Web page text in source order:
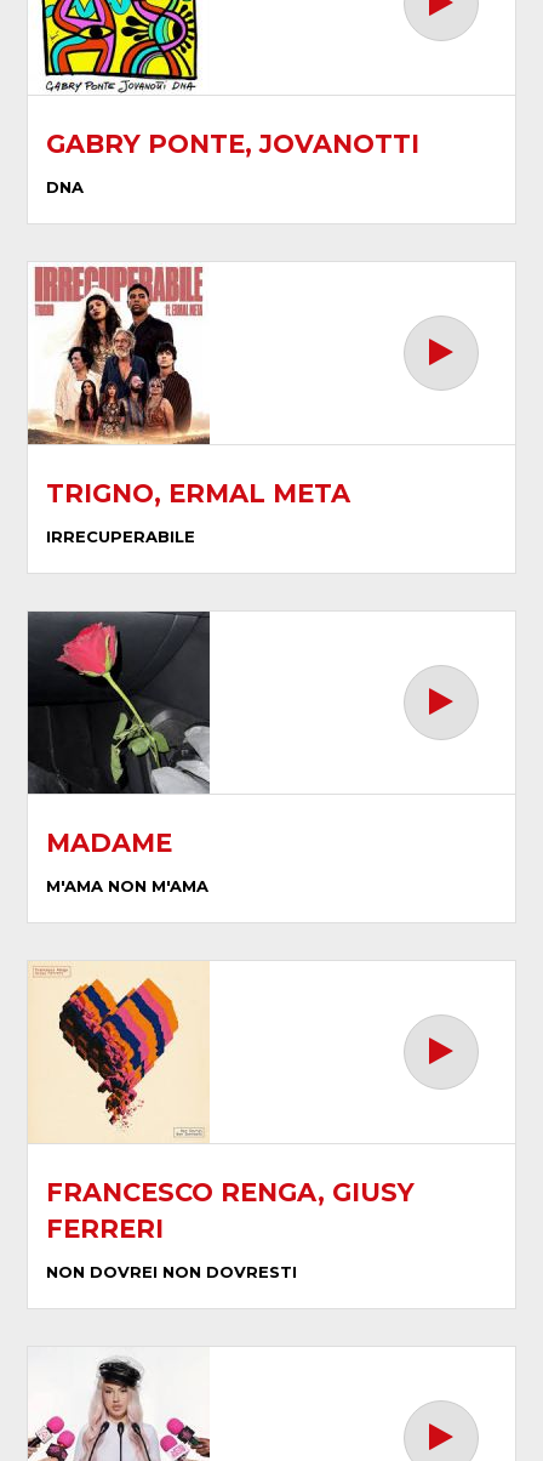
GABRY PONTE, JOVANOTTI
DNA
TRIGNO, ERMAL META
IRRECUPERABILE
MADAME
M'AMA NON M'AMA
FRANCESCO RENGA, GIUSY
FERRERI
NON DOVREI NON DOVRESTI